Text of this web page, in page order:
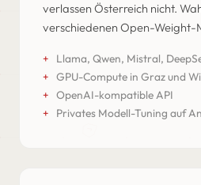
verlassen Österreich nicht.
verschiedenen Open-Weight-
Llama, Qwen, Mistral,
GPU-Compute in Graz und
OpenAI-kompatible API
Privates Modell-Tuning auf